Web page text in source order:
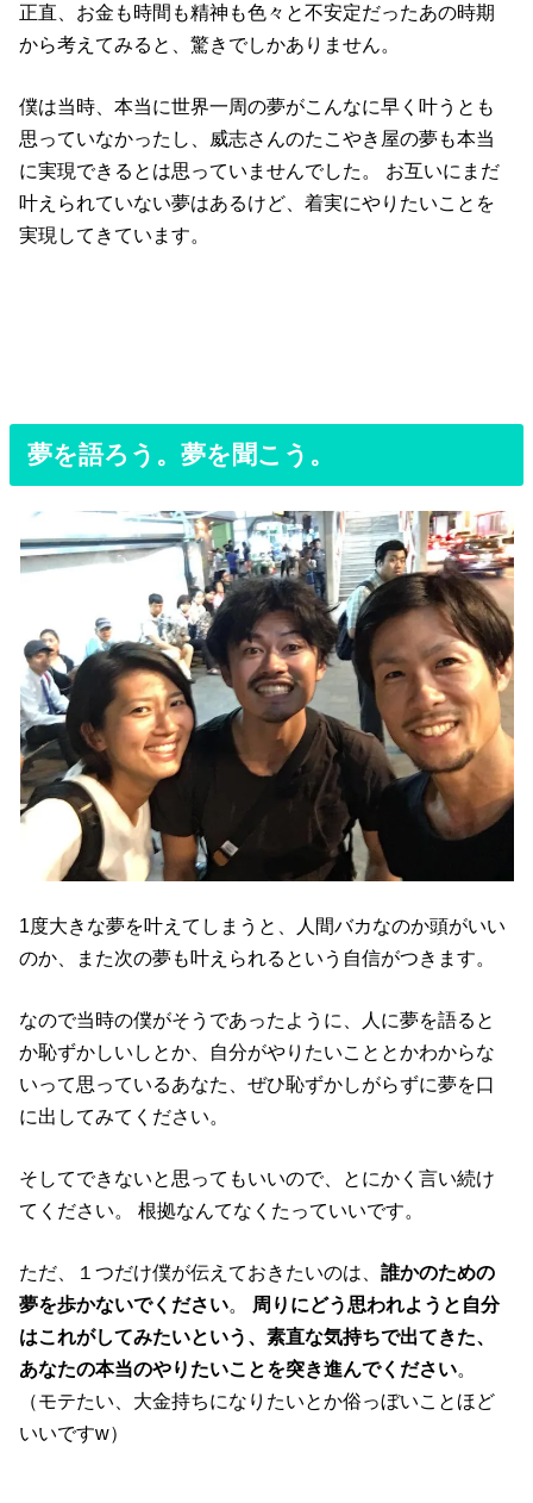
正直、お金も時間も精神も色々と不安定だったあの時期
から考えてみると、驚きでしかありません。
僕は当時、本当に世界一周の夢がこんなに早く叶うとも
思っていなかったし、威志さんのたこやき屋の夢も本当
に実現できるとは思っていませんでした。 お互いにまだ
叶えられていない夢はあるけど、着実にやりたいことを
実現してきています。
夢を語ろう。夢を聞こう。
1度大きな夢を叶えてしまうと、人間バカなのか頭がいい
のか、また次の夢も叶えられるという自信がつきます。
なので当時の僕がそうであったように、人に夢を語ると
か恥ずかしいしとか、自分がやりたいこととかわからな
いって思っているあなた、ぜひ恥ずかしがらずに夢を口
に出してみてください。
そしてできないと思ってもいいので、とにかく言い続け
てください。 根拠なんてなくたっていいです。
ただ、１つだけ僕が伝えておきたいのは、誰かのための
夢を歩かないでください。
周りにどう思われようと自分
はこれがしてみたいという、素直な気持ちで出てきた、
あなたの本当のやりたいことを突き進んでください。
（モテたい、大金持ちになりたいとか俗っぼいことほど
いいですw）